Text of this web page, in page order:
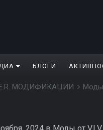
БЛОГИ
МОДИФИКАЦИИ